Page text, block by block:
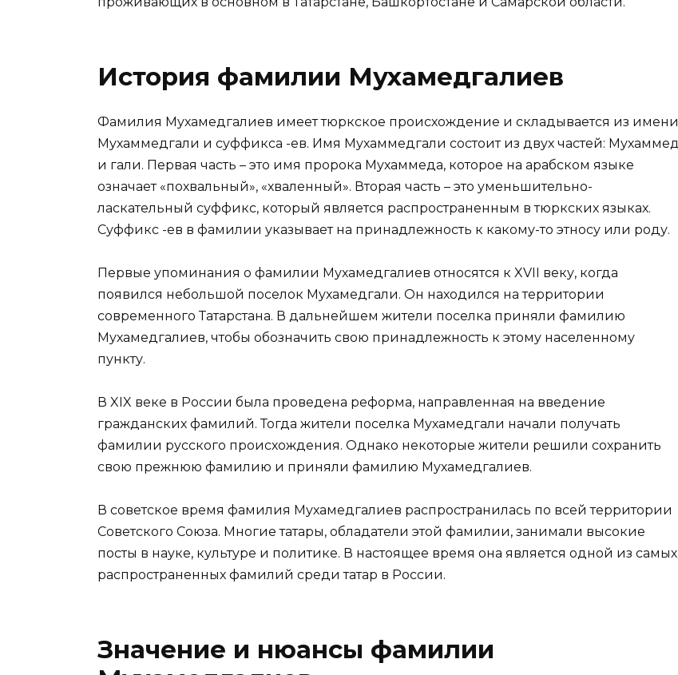
История фамилии Мухамедгалиев
Фамилия Мухамедгалиев имеет тюркское происхождение и складывается из имени
Мухаммедгали и суффикса -ев. Имя Мухаммедгали состоит из двух частей: Мухаммед
и гали. Первая часть – это имя пророка Мухаммеда, которое на арабском языке
означает «похвальный», «хваленный». Вторая часть – это уменьшительно-
ласкательный суффикс, который является распространенным в тюркских языках.
Суффикс -ев в фамилии указывает на принадлежность к какому-то этносу или роду.
Первые упоминания о фамилии Мухамедгалиев относятся к XVII веку, когда
появился небольшой поселок Мухамедгали. Он находился на территории
современного Татарстана. В дальнейшем жители поселка приняли фамилию
Мухамедгалиев, чтобы обозначить свою принадлежность к этому населенному
пункту.
В XIX веке в России была проведена реформа, направленная на введение
гражданских фамилий. Тогда жители поселка Мухамедгали начали получать
фамилии русского происхождения. Однако некоторые жители решили сохранить
свою прежнюю фамилию и приняли фамилию Мухамедгалиев.
В советское время фамилия Мухамедгалиев распространилась по всей территории
Советского Союза. Многие татары, обладатели этой фамилии, занимали высокие
посты в науке, культуре и политике. В настоящее время она является одной из самых
распространенных фамилий среди татар в России.
Значение и нюансы фамилии